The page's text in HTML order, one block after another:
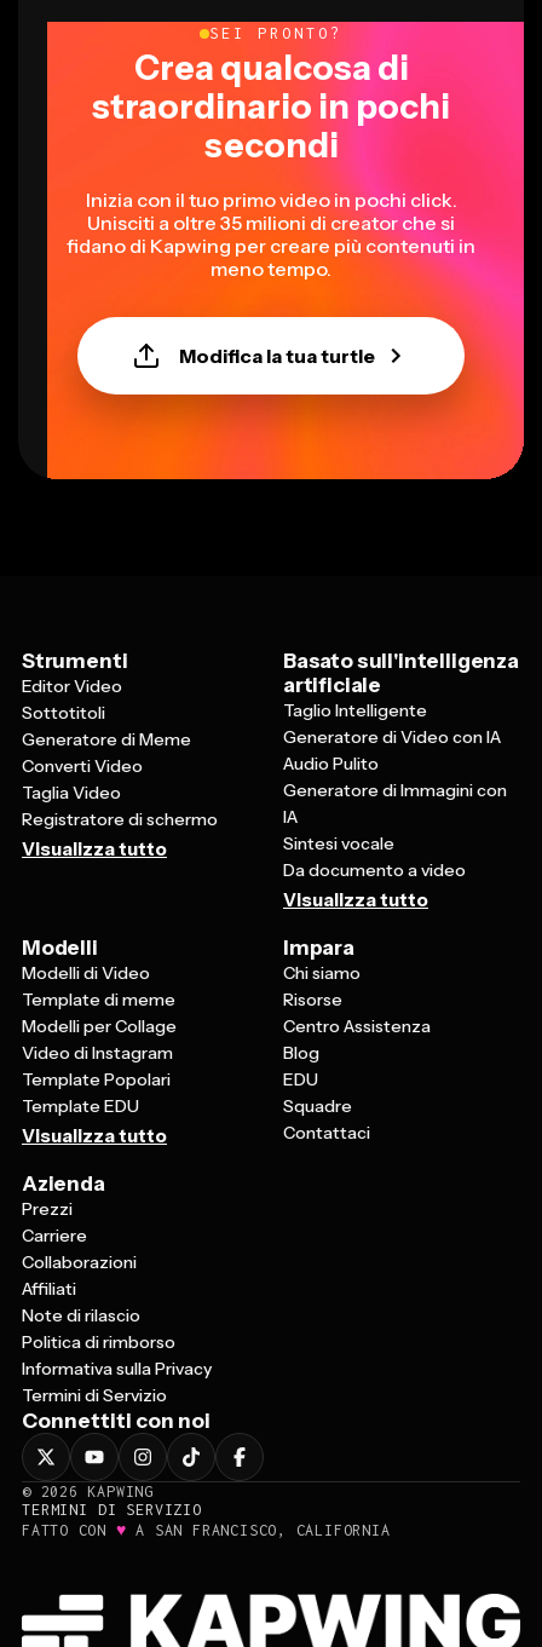
SEI PRONTO?
Crea qualcosa di
straordinario in pochi
secondi
Inizia con il tuo primo video in pochi click.
Unisciti a oltre 35 milioni di creator che si
fidano di Kapwing per creare più contenuti in
meno tempo.
Modifica la tua turtle
Strumenti
Editor Video
Sottotitoli
Generatore di Meme
Converti Video
Taglia Video
Registratore di schermo
Visualizza tutto
Basato sull'intelligenza
artificiale
Taglio Intelligente
Generatore di Video con IA
Audio Pulito
Generatore di Immagini con
IA
Sintesi vocale
Da documento a video
Visualizza tutto
Modelli
Modelli di Video
Template di meme
Modelli per Collage
Video di Instagram
Template Popolari
Template EDU
Visualizza tutto
Impara
Chi siamo
Risorse
Centro Assistenza
Blog
EDU
Squadre
Contattaci
Azienda
Prezzi
Carriere
Collaborazioni
Affiliati
Note di rilascio
Politica di rimborso
Informativa sulla Privacy
Termini di Servizio
Connettiti con noi
© 2026
KAPWING
TERMINI DI SERVIZIO
FATTO CON ♥ A SAN FRANCISCO, CALIFORNIA